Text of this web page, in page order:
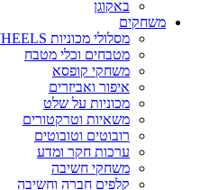
באקוגן
משחקים
מסלולי מכוניות HOT WHEELS
מטבחים וכלי מטבח
משחקי קופסא
איפור ואביזרים
מכוניות על שלט
משאיות וטרקטורים
רובוטים וטובוטים
ערכות חקר ומדע
משחקי חשיבה
קלפים חברה וחשיבה